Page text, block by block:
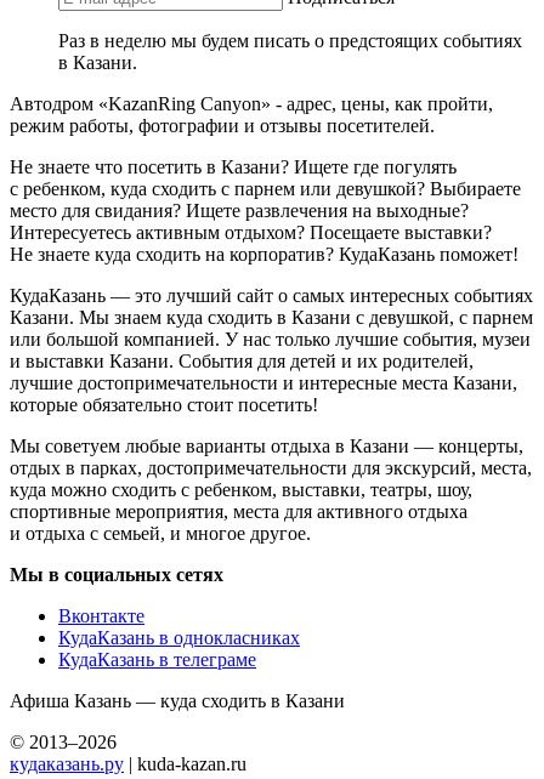
Раз в неделю мы будем писать о предстоящих событиях
в Казани.
Автодром «KazanRing Canyon» - адрес, цены, как пройти,
режим работы, фотографии и отзывы посетителей.
Не знаете что посетить в Казани? Ищете где погулять
с ребенком, куда сходить с парнем или девушкой? Выбираете
место для свидания? Ищете развлечения на выходные?
Интересуетесь активным отдыхом? Посещаете выставки?
Не знаете куда сходить на корпоратив? КудаКазань поможет!
КудаКазань — это лучший сайт о самых интересных событиях
Казани. Мы знаем куда сходить в Казани с девушкой, с парнем
или большой компанией. У нас только лучшие события, музеи
и выставки Казани. События для детей и их родителей,
лучшие достопримечательности и интересные места Казани,
которые обязательно стоит посетить!
Мы советуем любые варианты отдыха в Казани — концерты,
отдых в парках, достопримечательности для экскурсий, места,
куда можно сходить с ребенком, выставки, театры, шоу,
спортивные мероприятия, места для активного отдыха
и отдыха с семьей, и многое другое.
Мы в социальных сетях
Вконтакте
КудаКазань в однокласниках
КудаКазань в телеграме
Афиша Казань — куда сходить в Казани
© 2013–2026
кудаказань.ру | kuda-kazan.ru